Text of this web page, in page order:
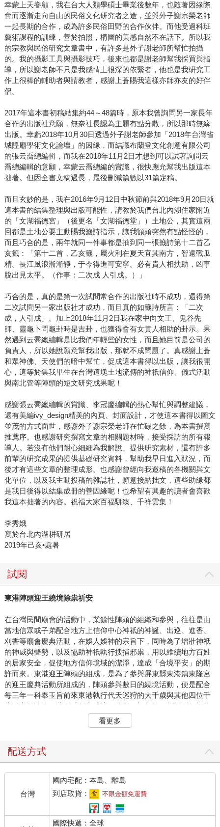
幸蒙上天眷顧，我在台大人類學碩士畢業後數年，也隨著因緣際
會而逐漸走向自由的民俗文化研究者之途，並與外子謝宗榮老師
一起長期的合作，成為許多民俗田野的合作伙伴。而他受過科班
藝術課程的訓練，善於拍照，構圖的美感自然不在話下。所以我
的宗教與民俗研究文章書中，有許多是外子謝老師所幫忙拍攝
的。我的攝影工具與攝影技巧，後來也都是謝老師幫我採買與指
導，所以謝老師不只是我感情上很深的依繫者，他也是我研究工
作上很棒的輔助者與請教者，感謝上蒼賜我這樣亦師亦友的好伴
侶。
2017年這本書初稿結集約44～48篇時，原本我曾詢問另一家長年
合作的出版社意願，無奈社長認為主題有點分散，所以那時無緣
出版。幸虧2018年10月30日透過外子謝老師參加「2018年台灣省
城隍廟學術文化論壇」的因緣，而結識布蘭登文化創意有限公司
的張云喬總編輯，而我在2018年11月2日才想到可以試著詢問云
喬總編輯的意願，幸蒙云喬總編的賞識，很快應允幫我出版這本
拙著。但因全書文稿過長，最後刪減篇數以31篇定稿。
而且玄妙的是，我在2016年9月12日中秋節前與2018年9月20日就
這本書的結集整理與出版可能性，請教於我們台北內湖住家附近
的「文湖福德宮」（後更名「文湖福德堂」）土地公，其實這兩
回都是土地公要主動賜我籤詩指示，讓我額頭突然有點怪怪的，
而且巧合的是，兩年就同一件事都是抽到同一張籤詩第十二首乙
亥籤：「第十二首，乙亥籤，屬火利在夏天宜其南方，智遠戰瓜
精。長江風浪漸漸靜，于今得進可安寧。必有貴人相扶助，凶事
脫出見太平。（作事：二次成 人引成。）」
巧合的是，真的是第一次試問常合作的出版社時不成功，還得第
二次試問另一家出版社才成功，而且真的如籤詩所言：「二次
成，人引成」。加上2018年11月2日我在家中向文王、鬼谷先
師、靈龜卜問龜卦時是吉卦，也獲得會有女貴人相助的卦示。果
然遇到云喬總編輯是比我們年輕些的女性，而且她目前是公司的
負責人，所以她說願意幫我出版，那就不成問題了。真感謝上蒼
和眾神佛、天使們的暗中幫忙，促成這本書得以出版，讓我很開
心，這等於集我畢生在台灣這塊土地流傳的神祇信仰、儀式活動
與南北管等陣頭的短文研究成果呢！
感謝張云喬總編輯的賞識、李冠慶編輯的熱心幫忙與調整建議，
還有美編ivy_design精美的內頁、封面設計，才使這本書得以圖文
並茂的方式面世，感謝外子謝宗榮老師在忙碌之餘，為本書撰寫
推薦序。也感謝研究撰寫文章的相關題材時，接受採訪的所有報
導人。若沒有他們耐心細細為我解說、提供研究素材，還有許多
前輩的研究成果的提供基礎研究資料，幫助我早日進入狀況，而
後才有這些文章的整理成形。也感謝曾經向我邀稿的各機關與文
化單位，以及我主動投稿的雜誌社，願意接納拙文，這些助緣都
是我日後得以結集成冊的善因緣呢！也希望有興趣的讀者會喜歡
我這本拙著的內容。祝福大家百福駢臻、千祥雲集！
李秀娥
寫於台北內湖耕研居
2019年己亥•處暑
試閱
東港陣頭迎王繞境除祟祈安
在台灣民間廟會的活動中，業餘性陣頭的組織和參與，往往是由
當地信眾或子弟配合地方上信仰中心神祇的神誕、出巡、進香、
刈香等廟會慶典活動，在娛人娛神的宗旨下，同時為了增壯神祇
的神威與聲勢，以及協助神祇執行搜捕邪祟，用以維續地方百姓
的居家安全，促使地方信仰境域的潔淨，達成「合境平安」的期
許而來。東港迎王陣頭的組成，是為了參與屏東縣東港鎮東隆宮
的迎王慶典活動所組成的，陣頭參與數日的繞境活動，便是配合
每三年一科奉玉旨前來東港執行代天巡狩的大千歲與其他四位千
歲的出巡任務，共同「巡察『境』內的一切事務：包括惡人與鬼
祟之類，因此就具有道德教化與消除不祥的雙重意義，形成一種
週期性的宗教潔淨行為，從個人內在的道德修為到集體賴以生活
言，表現出一群不同祖籍者同在一塊土地上開發、生存，成為一
存環境，而共同創造出宜於人居的生活空間。因此『境』的大小
常會隨著客觀環境而衍變。」
隨著信眾期許「合境平安」的宗教性需求下，亦可看出東港各地
居民、各廟宇鸞堂及附屬陣頭等，配合參與迎王活動的情感與凝
看更多
配送方式
台灣
國內宅配：本島、離島
到店取貨：
不限金額免運費
國際快遞：全球